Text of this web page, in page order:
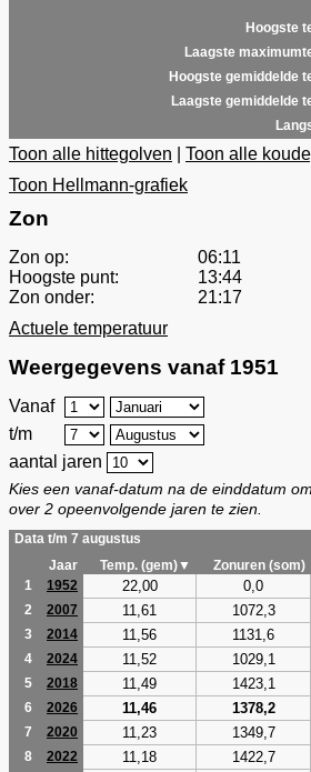
Hoogste
Laagste
Hoogste gemiddelde
Laagste gemiddelde
Toon alle hittegolven
Toon alle
Toon Hellmann-grafiek
Zon
Zon op:
06:11
Hoogste punt:
13:44
Zon onder:
21:17
Actuele temperatuur
Weergegevens vanaf 1951
Vanaf
t/m
aantal jaren
Kies een vanaf-datum na de einddatum
over 2 opeenvolgende jaren te zien.
Data t/m 7 augustus
Jaar
Temp. (gem)▼ Zonuren (som)
1
1952 22,00 0,0
2 2007 11,61 1072,3
3 2014 11,56 1131,6
4 2024 11,52 1029,1
5 2018 11,49 1423,1
6 2026 11,46 1378,2
7 2020 11,23 1349,7
8 2022 11,18 1422,7